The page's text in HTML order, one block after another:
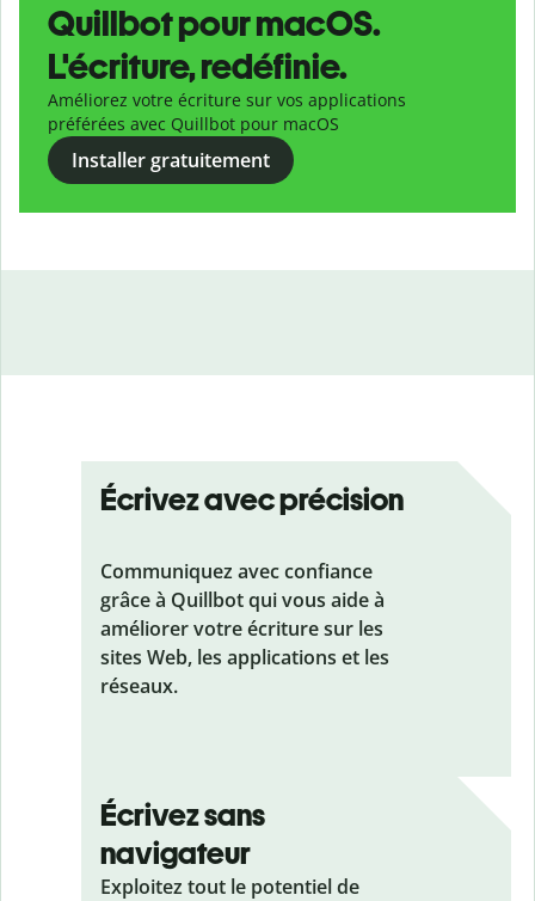
Quillbot pour macOS.
L'écriture, redéfinie.
Améliorez votre écriture sur vos applications
préférées avec Quillbot pour macOS
Installer gratuitement
Écrivez avec précision
Communiquez avec confiance
grâce à Quillbot qui vous aide à
améliorer votre écriture sur les
sites Web, les applications et les
réseaux.
Écrivez sans
navigateur
Exploitez tout le potentiel de